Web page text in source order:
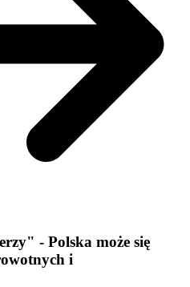
- Polska może się
i